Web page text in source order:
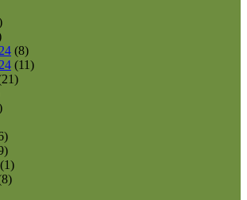
(8)
(11)
(1)